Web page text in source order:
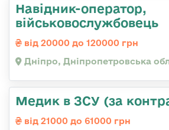
Навідник-оператор,
військовослужбовець
від 20000 до 120000 грн
Дніпро, Дніпропетровська
Медик в ЗСУ (за
від 21000 до 61000 грн